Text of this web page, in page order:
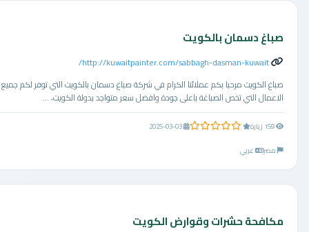
صباغ دسمان بالكويت
http://kuwaitpainter.com/sabbagh-dasman-kuwait/
صباغ الكويت مرحبا بكم عملائنا الكرام في شركة صباغ دسمان بالكويت التي توفر لكم جميع
الاعمال التي تخص الصباغة باعلى جودة وافضل سعر متواجد بدولة الكويت، ...
0.0 من 5 نجوم
2025-03-03
مصر
عربي
مكافحة حشرات وقوارض الكويت